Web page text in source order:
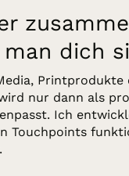
dich
nur dann als
Ich
Touchpoints